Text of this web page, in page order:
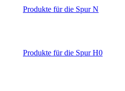
Produkte für die Spur N
Produkte für die Spur H0